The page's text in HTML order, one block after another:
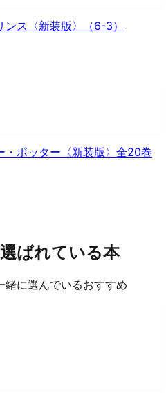
ス〈新装版〉（6-3）
ポッター〈新装版〉全20巻
ばれている本
緒に選んでいるおすすめ